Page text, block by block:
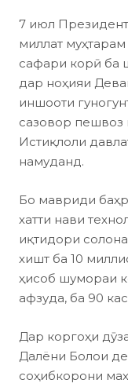
7 июл
миллат
сафари корӣ ба
дар ноҳияи
иншооти
сазовор пешвоз
Истиқлоли
намуданд.
Бо мавриди
хатти нави
иқтидори
хишт ба 10
ҳисоб шумораи
афзуда, ба 90
Дар коргоҳи
Далёни Болои
соҳибкорони